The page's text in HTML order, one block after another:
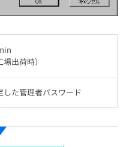
場出荷時）
した管理者パスワード